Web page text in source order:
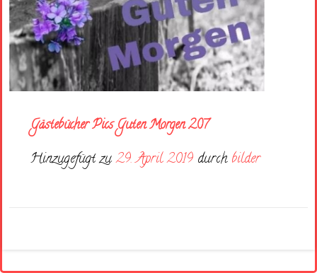
Gästebücher Pics Guten Morgen 207
Hinzugefügt zu29. April 2019 durch bilder